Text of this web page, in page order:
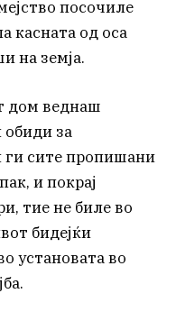
посочиле
касната од оса
на земја.
дом веднаш
обиди за
ги сите пропишани
и покрај
тие не биле во
бидејќи
установата во